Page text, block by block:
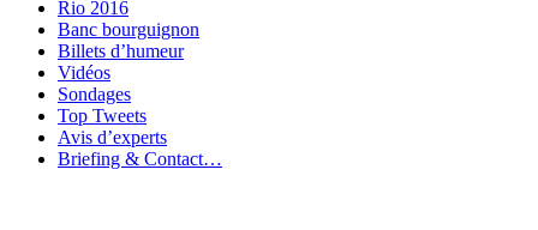
Rio 2016
Banc bourguignon
Billets d’humeur
Vidéos
Sondages
Top Tweets
Avis d’experts
Briefing & Contact…